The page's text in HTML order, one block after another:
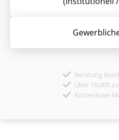
Beratung
Über 10.000
Kostenloser